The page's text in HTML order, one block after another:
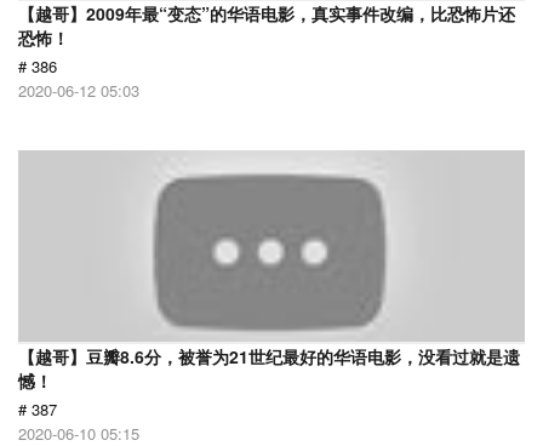
【越哥】2009年最“变态”的华语电影，真实事件改编，比恐怖片还
恐怖！
# 386
2020-06-12 05:03
【越哥】豆瓣8.6分，被誉为21世纪最好的华语电影，没看过就是遗
憾！
# 387
2020-06-10 05:15